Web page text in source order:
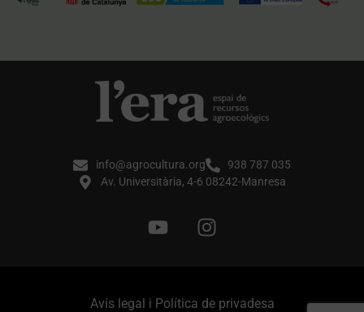
info@agrocultura.org
938 787 035
Av. Universitària, 4-6 08242-Manresa
Avís legal i Política de privadesa